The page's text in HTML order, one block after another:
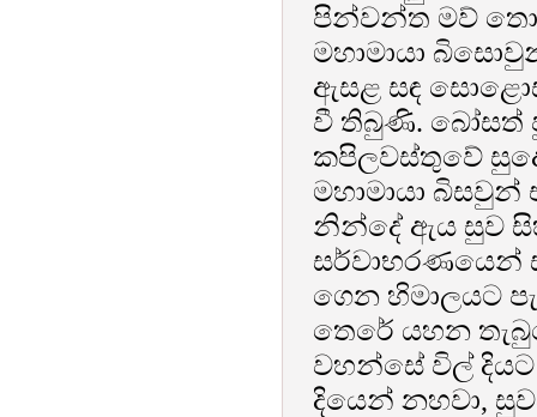
පින්වන්ත මව්
මහාමායා
ඇසළ සඳ සොළොස්
වී තිබුණි. බෝසත්
කපිලවස්තුවේ
මහාමායා
නින්දේ ඇය සුව
සර්වාභරණයෙන්
ගෙන හිමාලයට
තෙරේ යහන
වහන්සේ විල්
දියෙන් නහවා,